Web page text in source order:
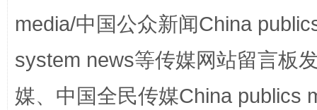
media/中国公众新闻China
system news等传媒网站留言板
媒、中国全民传媒China publics